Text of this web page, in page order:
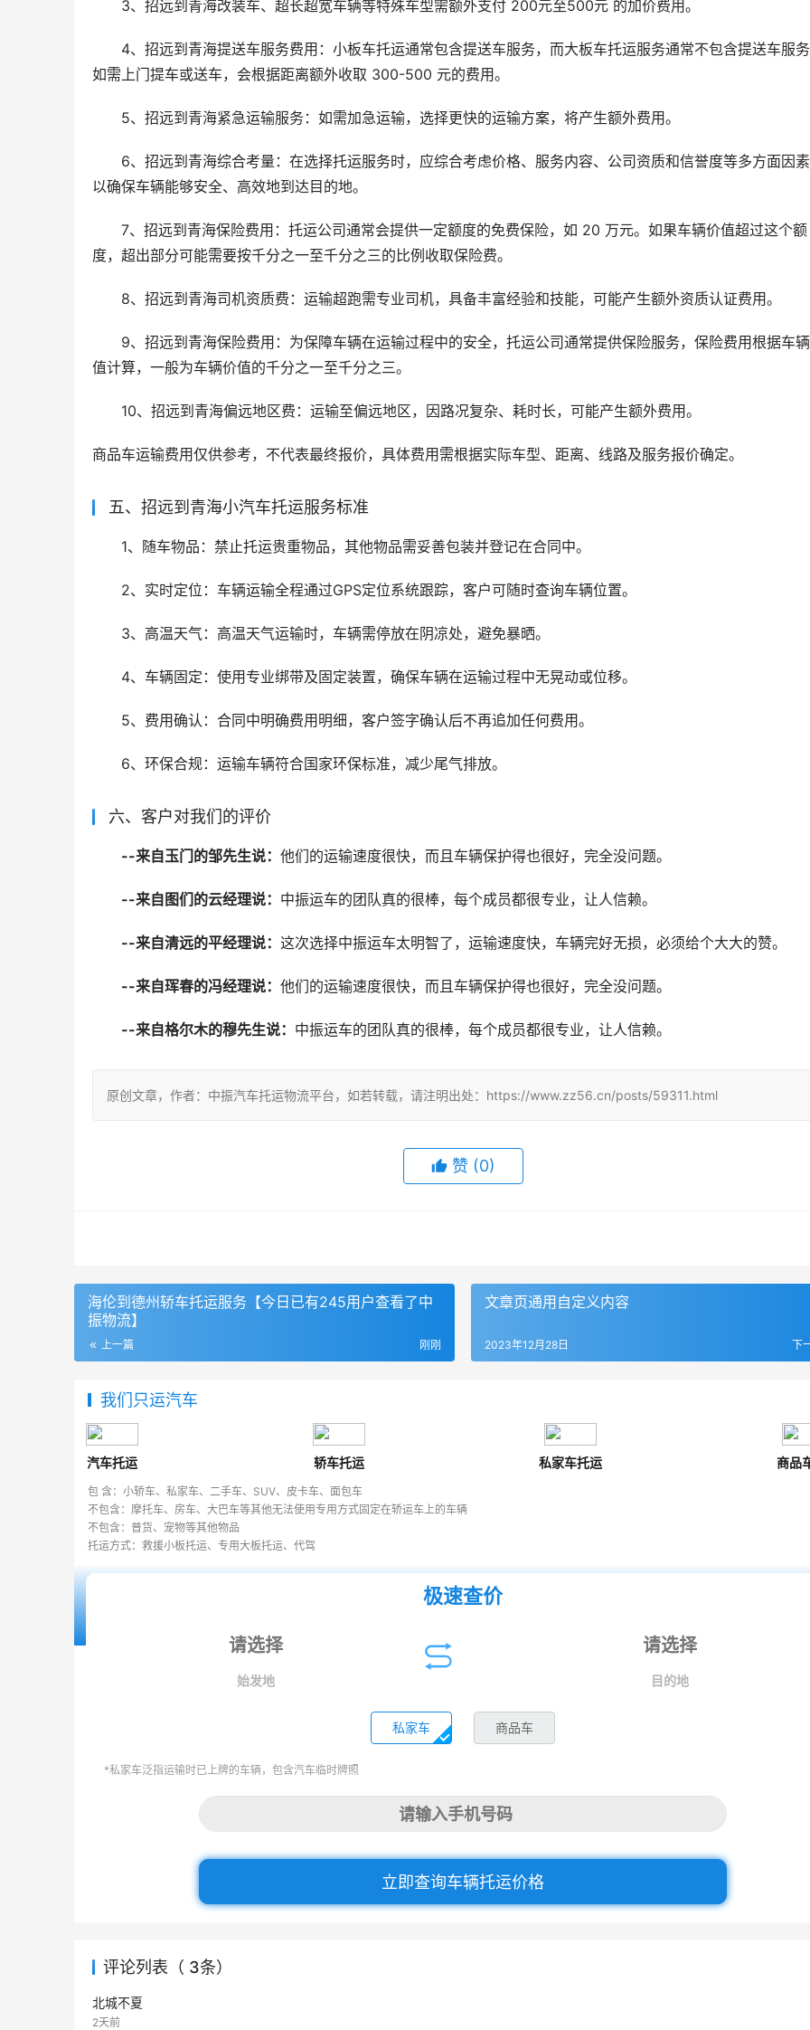
3、招远到青海改装车、超长超宽车辆等特殊车型需额外支付 200元至500元 的加价费用。
4、招远到青海提送车服务费用：小板车托运通常包含提送车服务，而大板车托运服务通常不包含提送车服
如需上门提车或送车，会根据距离额外收取 300-500 元的费用。
5、招远到青海紧急运输服务：如需加急运输，选择更快的运输方案，将产生额外费用。
6、招远到青海综合考量：在选择托运服务时，应综合考虑价格、服务内容、公司资质和信誉度等多方面因
以确保车辆能够安全、高效地到达目的地。
7、招远到青海保险费用：托运公司通常会提供一定额度的免费保险，如 20 万元。如果车辆价值超过这个额
度，超出部分可能需要按千分之一至千分之三的比例收取保险费。
8、招远到青海司机资质费：运输超跑需专业司机，具备丰富经验和技能，可能产生额外资质认证费用。
9、招远到青海保险费用：为保障车辆在运输过程中的安全，托运公司通常提供保险服务，保险费用根据车
值计算，一般为车辆价值的千分之一至千分之三。
10、招远到青海偏远地区费：运输至偏远地区，因路况复杂、耗时长，可能产生额外费用。
商品车运输费用仅供参考，不代表最终报价，具体费用需根据实际车型、距离、线路及服务报价确定。
五、招远到青海小汽车托运服务标准
1、随车物品：禁止托运贵重物品，其他物品需妥善包装并登记在合同中。
2、实时定位：车辆运输全程通过GPS定位系统跟踪，客户可随时查询车辆位置。
3、高温天气：高温天气运输时，车辆需停放在阴凉处，避免暴晒。
4、车辆固定：使用专业绑带及固定装置，确保车辆在运输过程中无晃动或位移。
5、费用确认：合同中明确费用明细，客户签字确认后不再追加任何费用。
6、环保合规：运输车辆符合国家环保标准，减少尾气排放。
六、客户对我们的评价
--来自玉门的邹先生说： 他们的运输速度很快，而且车辆保护得也很好，完全没问题。
--来自图们的云经理说： 中振运车的团队真的很棒，每个成员都很专业，让人信赖。
--来自清远的平经理说： 这次选择中振运车太明智了，运输速度快，车辆完好无损，必须给个大大的赞。
--来自珲春的冯经理说： 他们的运输速度很快，而且车辆保护得也很好，完全没问题。
--来自格尔木的穆先生说： 中振运车的团队真的很棒，每个成员都很专业，让人信赖。
原创文章，作者：中振汽车托运物流平台，如若转载，请注明出处：https://www.zz56.cn/posts/59311.html
赞 (0)
海伦到德州轿车托运服务【今日已有245用户查看了中
振物流】
上一篇 刚刚
文章页通用自定义内容
下
2023年12月28日
我们只运汽车
汽车托运 轿车托运 私家车托运 商品
包 含：小轿车、私家车、二手车、SUV、皮卡车、面包车
不包含：摩托车、房车、大巴车等其他无法使用专用方式固定在轿运车上的车辆
不包含：普货、宠物等其他物品
托运方式：救援小板托运、专用大板托运、代驾
极速查价
始发地 目的地
私家车 商品车
*私家车泛指运输时已上牌的车辆，包含汽车临时牌照
立即查询车辆托运价格
评论列表（ 3条）
北城不夏
2天前